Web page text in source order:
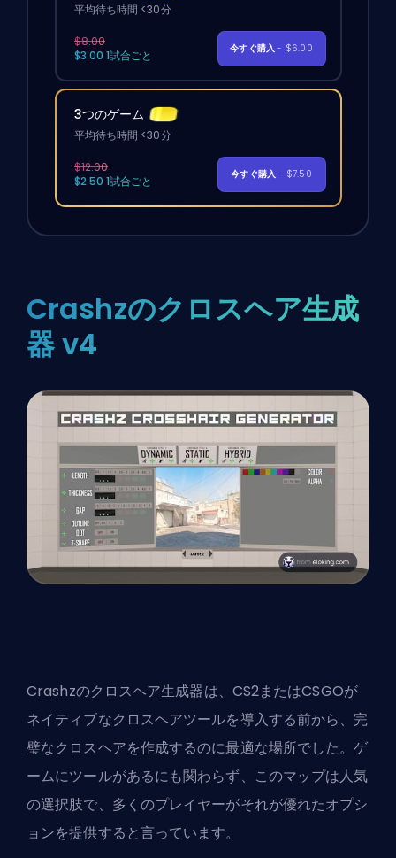
平均待ち時間 <30分
$8.00
$3.00 1試合ごと
今すぐ購入- $6.00
3つのゲーム
平均待ち時間 <30分
$12.00
$2.50 1試合ごと
今すぐ購入- $7.50
Crashzのクロスヘア生成
器 v4
Crashzのクロスヘア生成器は、CS2またはCSGOが
ネイティブなクロスヘアツールを導入する前から、完
璧なクロスヘアを作成するのに最適な場所でした。ゲ
ームにツールがあるにも関わらず、このマップは人気
の選択肢で、多くのプレイヤーがそれが優れたオプシ
ョンを提供すると言っています。